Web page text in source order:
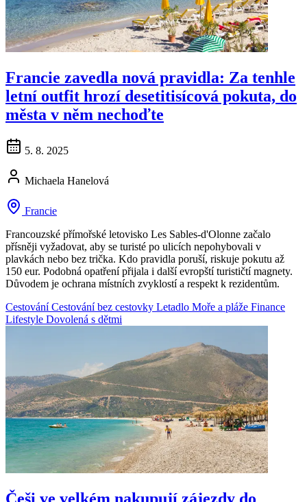
Francie zavedla nová pravidla: Za tenhle
letní outfit hrozí desetitisícová pokuta, do
města v něm nechoďte
5. 8. 2025
Michaela Hanelová
Francie
Francouzské přímořské letovisko Les Sables-d'Olonne začalo
přísněji vyžadovat, aby se turisté po ulicích nepohybovali v
plavkách nebo bez trička. Kdo pravidla poruší, riskuje pokutu až
150 eur. Podobná opatření přijala i další evropští turističtí magnety.
Důvodem je ochrana místních zvyklostí a respekt k rezidentům.
CestováníCestování bez cestovky Letadlo Moře a pláže Finance
Lifestyle Dovolená s dětmi
Češi ve velkém nakupují zájezdy do